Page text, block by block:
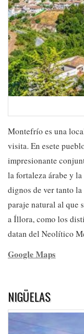
Montefrío es una
visita. En esete
impresionante
la fortaleza árabe y
dignos de ver tanto
paraje natural al que
a Íllora, como los
datan del Neolítico
Google Maps
NIGÜELAS